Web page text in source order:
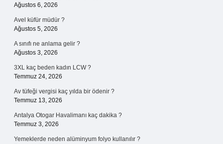
Ağustos 6, 2026
Avel küfür müdür ?
Ağustos 5, 2026
A sınıfı ne anlama gelir ?
Ağustos 3, 2026
3XL kaç beden kadın LCW ?
Temmuz 24, 2026
Av tüfeği vergisi kaç yılda bir ödenir ?
Temmuz 13, 2026
Antalya Otogar Havalimanı kaç dakika ?
Temmuz 3, 2026
Yemeklerde neden alüminyum folyo kullanılır ?